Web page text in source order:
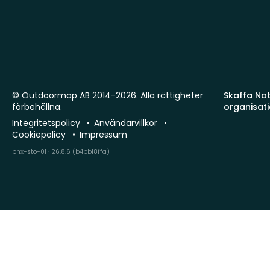
Skaffa
© Outdoormap AB 2014-2026. Alla rättigheter
förbehållna.
Integritetspolicy
Användarvillkor
Cookiepolicy
Impressum
phx-sto-01 · 26.8.6 (b4bb18ffa)